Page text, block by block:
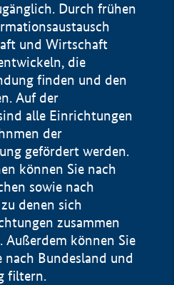
Durch frühen
und Wirtschaft
die
finden und den
Auf der
alle Einrichtungen
der
gefördert werden.
können Sie nach
sowie nach
denen sich
zusammen
Außerdem können Sie
nach Bundesland und
filtern.